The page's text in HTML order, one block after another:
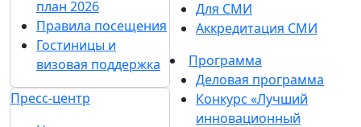
план 2026
Правила посещения
Гостиницы и
визовая поддержка
Пресс-центр
Для СМИ
Аккредитация СМИ
Программа
Деловая программа
Конкурс «Лучший
инновационный